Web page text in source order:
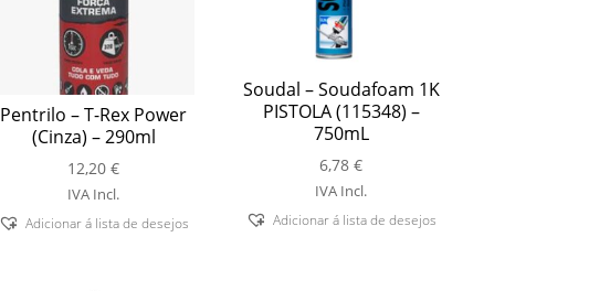
Pentrilo – T-Rex Power
(Cinza) – 290ml
12,20€
IVA Incl.
Adicionar á lista de desejos
Soudal – Soudafoam 1K
PISTOLA (115348) –
750mL
6,78€
IVA Incl.
Adicionar á lista de desejos